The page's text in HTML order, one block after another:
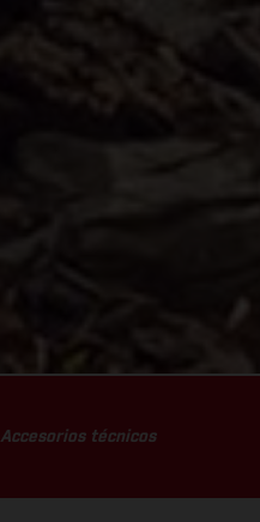
Accesorios técnicos